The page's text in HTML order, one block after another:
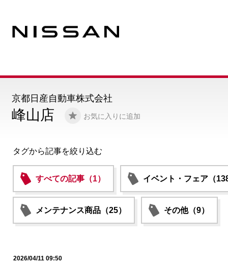
峰山店 お気に入りに追加
京都日産自動車株式会社
タグから記事を絞り込む
すべての記事（1） イベント・フェア（
メンテナンス商品（25） その他（9）
2026/04/11 09:50